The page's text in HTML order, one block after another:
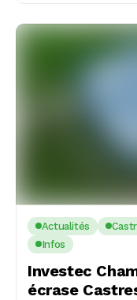
Actualités
Infos
Investec
écrase